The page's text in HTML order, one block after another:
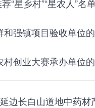
“星乡村”“星农人”名
强镇项目验收单位
创业大赛承办单位
边长白山道地中药